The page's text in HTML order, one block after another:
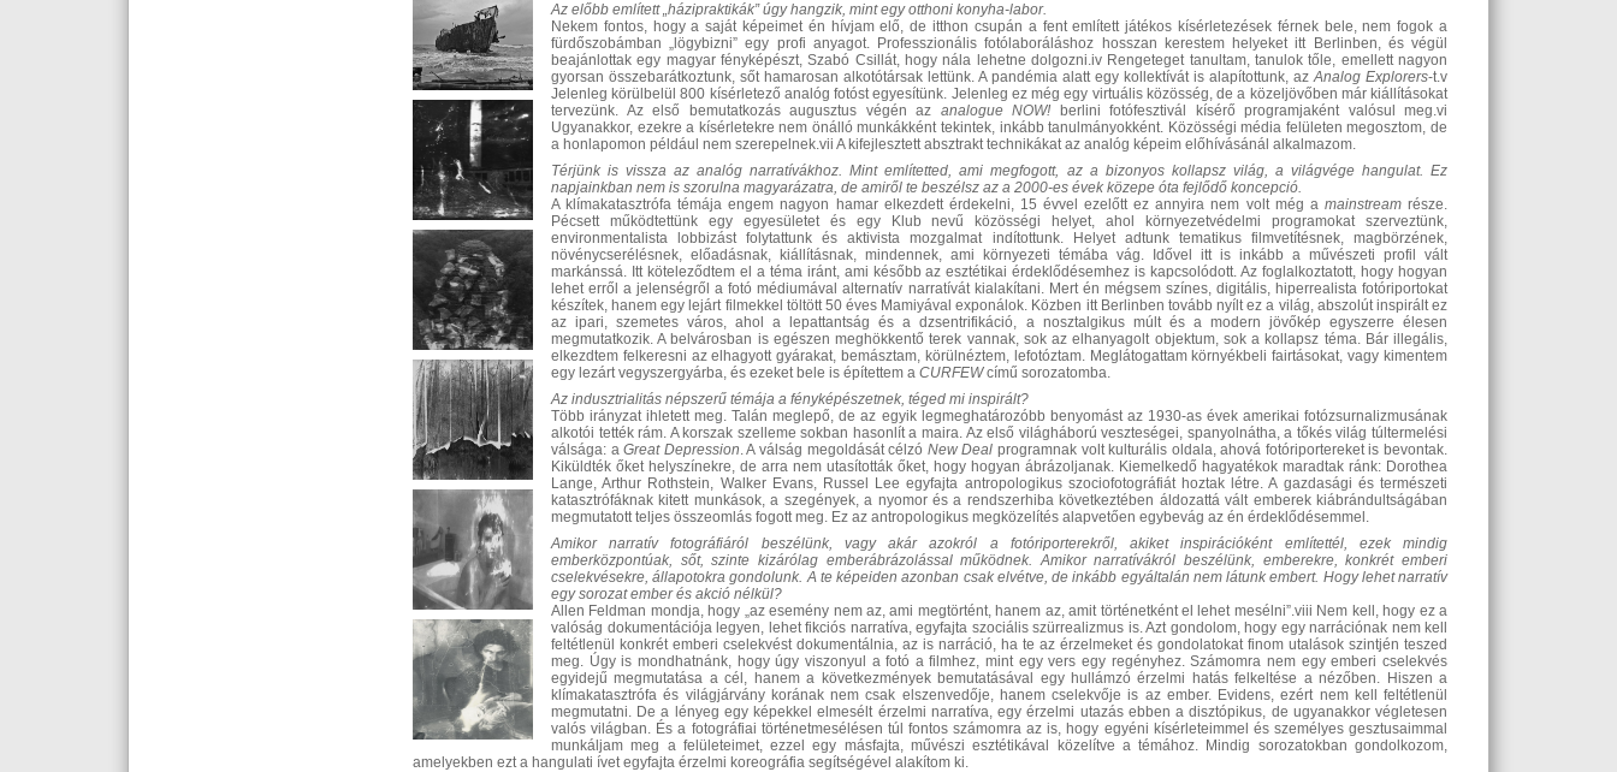
Az előbb említett „házipraktikák” úgy hangzik, mint egy otthoni konyha-labor.
Nekem fontos, hogy a saját képeimet én hívjam elő, de itthon csupán a fent említett játékos kísérletezések férnek bele, nem fogok a
fürdőszobámban „lögybizni” egy profi anyagot. Professzionális fotólaboráláshoz hosszan kerestem helyeket itt Berlinben, és végül
beajánlottak egy magyar fényképészt, Szabó Csillát, hogy nála lehetne dolgozni.iv Rengeteget tanultam, tanulok tőle, emellett nagyon
gyorsan összebarátkoztunk, sőt hamarosan alkotótársak lettünk. A pandémia alatt egy kollektívát is alapítottunk, azAnalog Explorers-t.v
Jelenleg körülbelül 800 kísérletező analóg fotóst egyesítünk. Jelenleg ez még egy virtuális közösség, de a közeljövőben már kiállításokat
tervezünk. Az első bemutatkozás augusztus végén az analogue NOW! berlini fotófesztivál kísérő programjaként valósul meg.vi
Ugyanakkor, ezekre a kísérletekre nem önálló munkákként tekintek, inkább tanulmányokként. Közösségi média felületen megosztom, de
a honlapomon például nem szerepelnek.vii A kifejlesztett absztrakt technikákat az analóg képeim előhívásánál alkalmazom.
Térjünk is vissza az analóg narratívákhoz. Mint említetted, ami megfogott, az a bizonyos kollapsz világ, a világvége hangulat. Ez
napjainkban nem is szorulna magyarázatra, de amiről te beszélsz az a 2000-es évek közepe óta fejlődő koncepció.
A klímakatasztrófa témája engem nagyon hamar elkezdett érdekelni, 15 évvel ezelőtt ez annyira nem volt még a mainstreamrésze.
Pécsett működtettünk egy egyesületet és egy Klub nevű közösségi helyet, ahol környezetvédelmi programokat szerveztünk,
environmentalista lobbizást folytattunk és aktivista mozgalmat indítottunk. Helyet adtunk tematikus filmvetítésnek, magbörzének,
növénycserélésnek, előadásnak, kiállításnak, mindennek, ami környezeti témába vág. Idővel itt is inkább a művészeti profil vált
markánssá. Itt köteleződtem el a téma iránt, ami később az esztétikai érdeklődésemhez is kapcsolódott. Az foglalkoztatott, hogy hogyan
lehet erről a jelenségről a fotó médiumával alternatív narratívát kialakítani. Mert én mégsem színes, digitális, hiperrealista fotóriportokat
készítek, hanem egy lejárt filmekkel töltött 50 éves Mamiyával exponálok. Közben itt Berlinben tovább nyílt ez a világ, abszolút inspirált ez
az ipari, szemetes város, ahol a lepattantság és a dzsentrifikáció, a nosztalgikus múlt és a modern jövőkép egyszerre élesen
megmutatkozik. A belvárosban is egészen meghökkentő terek vannak, sok az elhanyagolt objektum, sok a kollapsz téma. Bár illegális,
elkezdtem felkeresni az elhagyott gyárakat, bemásztam, körülnéztem, lefotóztam. Meglátogattam környékbeli fairtásokat, vagy kimentem
egy lezárt vegyszergyárba, és ezeket bele is építettem a CURFEWcímű sorozatomba.
Az indusztrialitás népszerű témája a fényképészetnek, téged mi inspirált?
Több irányzat ihletett meg. Talán meglepő, de az egyik legmeghatározóbb benyomást az 1930-as évek amerikai fotózsurnalizmusának
alkotói tették rám. A korszak szelleme sokban hasonlít a maira. Az első világháború veszteségei, spanyolnátha, a tőkés világ túltermelési
válsága: aGreat Depression. A válság megoldását célzó New Deal programnak volt kulturális oldala, ahová fotóriportereket is bevontak.
Kiküldték őket helyszínekre, de arra nem utasították őket, hogy hogyan ábrázoljanak. Kiemelkedő hagyatékok maradtak ránk: Dorothea
Lange, Arthur Rothstein, Walker Evans, Russel Lee egyfajta antropologikus szociofotográfiát hoztak létre. A gazdasági és természeti
katasztrófáknak kitett munkások, a szegények, a nyomor és a rendszerhiba következtében áldozattá vált emberek kiábrándultságában
megmutatott teljes összeomlás fogott meg. Ez az antropologikus megközelítés alapvetően egybevág az én érdeklődésemmel.
Amikor narratív fotográfiáról beszélünk, vagy akár azokról a fotóriporterekről, akiket inspirációként említettél, ezek mindig
emberközpontúak, sőt, szinte kizárólag emberábrázolással működnek. Amikor narratívákról beszélünk, emberekre, konkrét emberi
cselekvésekre, állapotokra gondolunk. A te képeiden azonban csak elvétve, de inkább egyáltalán nem látunk embert. Hogy lehet narratív
egy sorozat ember és akció nélkül?
Allen Feldman mondja, hogy „az esemény nem az, ami megtörtént, hanem az, amit történetként el lehet mesélni”.viii Nem kell, hogy ez a
valóság dokumentációja legyen, lehet fikciós narratíva, egyfajta szociális szürrealizmus is. Azt gondolom, hogy egy narrációnak nem kell
feltétlenül konkrét emberi cselekvést dokumentálnia, az is narráció, ha te az érzelmeket és gondolatokat finom utalások szintjén teszed
meg. Úgy is mondhatnánk, hogy úgy viszonyul a fotó a filmhez, mint egy vers egy regényhez. Számomra nem egy emberi cselekvés
egyidejű megmutatása a cél, hanem a következmények bemutatásával egy hullámzó érzelmi hatás felkeltése a nézőben. Hiszen a
klímakatasztrófa és világjárvány korának nem csak elszenvedője, hanem cselekvője is az ember. Evidens, ezért nem kell feltétlenül
megmutatni. De a lényeg egy képekkel elmesélt érzelmi narratíva, egy érzelmi utazás ebben a disztópikus, de ugyanakkor végletesen
valós világban. És a fotográfiai történetmesélésen túl fontos számomra az is, hogy egyéni kísérleteimmel és személyes gesztusaimmal
munkáljam meg a felületeimet, ezzel egy másfajta, művészi esztétikával közelítve a témához. Mindig sorozatokban gondolkozom,
amelyekben ezt a hangulati ívet egyfajta érzelmi koreográfia segítségével alakítom ki.